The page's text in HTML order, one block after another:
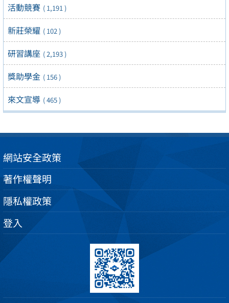
活動競賽 ( 1,191 )
新莊榮耀 ( 102 )
研習講座 ( 2,193 )
獎助學金 ( 156 )
來文宣導 ( 465 )
網站安全政策
著作權聲明
隱私權政策
登入